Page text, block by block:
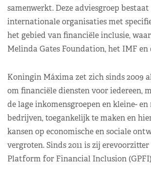
samenwerkt. Deze adviesgroep
internationale organisaties met
het gebied van financiële inclusie,
Melinda Gates Foundation, het IMF en
Koningin Máxima zet zich sinds 2009
om financiële diensten voor iedereen,
de lage inkomensgroepen en kleine-
bedrijven, toegankelijk te maken en
kansen op economische en sociale
vergroten. Sinds 2011 is zij
Platform for Financial Inclusion